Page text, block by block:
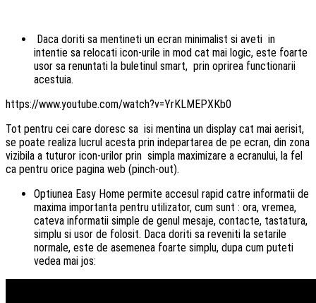
Daca doriti sa mentineti un ecran minimalist si aveti in
intentie sa relocati icon-urile in mod cat mai logic, este foarte
usor sa renuntati la buletinul smart, prin oprirea functionarii
acestuia.
https://www.youtube.com/watch?v=YrKLMEPXKb0
Tot pentru cei care doresc sa isi mentina un display cat mai aerisit,
se poate realiza lucrul acesta prin indepartarea de pe ecran, din zona
vizibila a tuturor icon-urilor prin simpla maximizare a ecranului, la fel
ca pentru orice pagina web (pinch-out).
Optiunea Easy Home permite accesul rapid catre informatii de
maxima importanta pentru utilizator, cum sunt : ora, vremea,
cateva informatii simple de genul mesaje, contacte, tastatura,
simplu si usor de folosit. Daca doriti sa reveniti la setarile
normale, este de asemenea foarte simplu, dupa cum puteti
vedea mai jos: